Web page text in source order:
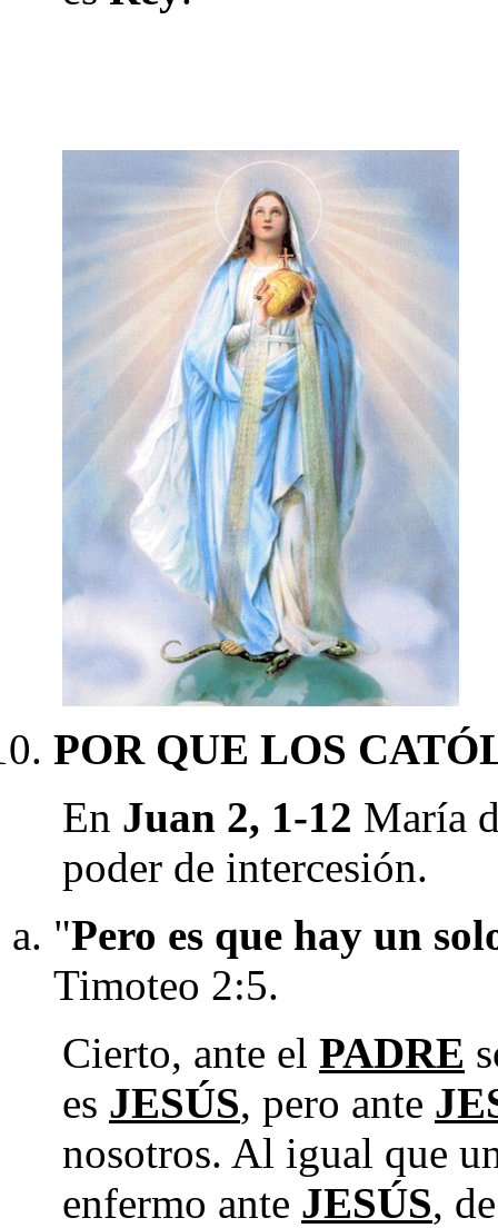
POR QUE LOS
En Juan 2, 1-12 María
poder de intercesión.
"Pero es que hay un
Timoteo 2:5.
Cierto, ante el PADRE
es JESÚS, pero ante
nosotros. Al igual que
enfermo ante JESÚS,